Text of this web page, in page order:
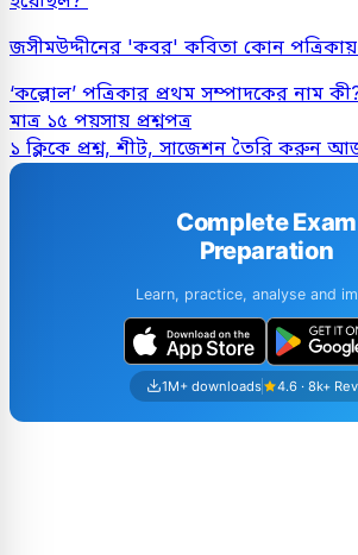
জসীমউদ্দীনের 'কবর' কবিতা কোন
‘কল্লোল’ পত্রিকার প্রথম সম্পাদকের নাম
মাত্র ১৫ পয়সায় প্রশ্নপত্র
১ ক্লিকে প্রশ্ন, শীট, সাজেশন তৈরি করুন
Complete Exam
Preparation
Learn, practice, analyse and
1M+ downloads 4.6 · 8k+